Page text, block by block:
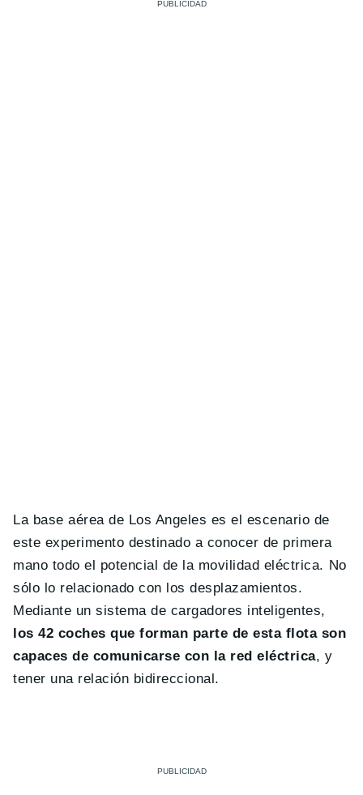
La base aérea de Los Angeles es el escenario de
este experimento destinado a conocer de primera
mano todo el potencial de la movilidad eléctrica. No
sólo lo relacionado con los desplazamientos.
Mediante un sistema de cargadores inteligentes,
los 42 coches que forman parte de esta flota son
capaces de comunicarse con la red eléctrica, y
tener una relación bidireccional.